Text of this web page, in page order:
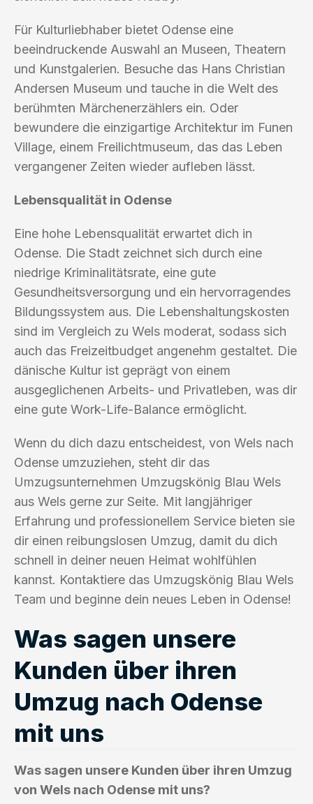
Für Kulturliebhaber bietet Odense eine
beeindruckende Auswahl an Museen, Theatern
und Kunstgalerien. Besuche das Hans Christian
Andersen Museum und tauche in die Welt des
berühmten Märchenerzählers ein. Oder
bewundere die einzigartige Architektur im Funen
Village, einem Freilichtmuseum, das das Leben
vergangener Zeiten wieder aufleben lässt.
Lebensqualität in Odense
Eine hohe Lebensqualität erwartet dich in
Odense. Die Stadt zeichnet sich durch eine
niedrige Kriminalitätsrate, eine gute
Gesundheitsversorgung und ein hervorragendes
Bildungssystem aus. Die Lebenshaltungskosten
sind im Vergleich zu Wels moderat, sodass sich
auch das Freizeitbudget angenehm gestaltet. Die
dänische Kultur ist geprägt von einem
ausgeglichenen Arbeits- und Privatleben, was dir
eine gute Work-Life-Balance ermöglicht.
Wenn du dich dazu entscheidest, von Wels nach
Odense umzuziehen, steht dir das
Umzugsunternehmen Umzugskönig Blau Wels
aus Wels gerne zur Seite. Mit langjähriger
Erfahrung und professionellem Service bieten sie
dir einen reibungslosen Umzug, damit du dich
schnell in deiner neuen Heimat wohlfühlen
kannst. Kontaktiere das Umzugskönig Blau Wels
Team und beginne dein neues Leben in Odense!
Was sagen unsere
Kunden über ihren
Umzug nach Odense
mit uns
Was sagen unsere Kunden über ihren Umzug
von Wels nach Odense mit uns?